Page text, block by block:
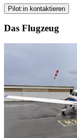
Pilot:in kontaktieren
Das Flugzeug